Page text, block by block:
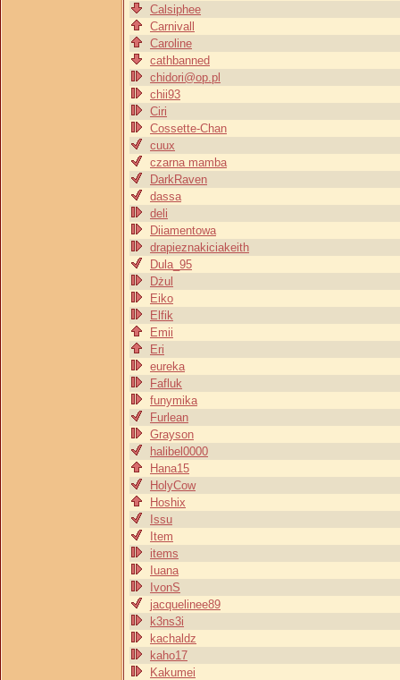
Calsiphee
Carnivall
Caroline
cathbanned
chidori@op.pl
chii93
Ciri
Cossette-Chan
cuux
czarna mamba
DarkRaven
dassa
deli
Diiamentowa
drapieznakiciakeith
Dula_95
Dżul
Eiko
Elfik
Emii
Eri
eureka
Fafluk
funymika
Furlean
Grayson
halibel0000
Hana15
HolyCow
Hoshix
Issu
Item
items
Iuana
IvonS
jacquelinee89
k3ns3i
kachaldz
kaho17
Kakumei